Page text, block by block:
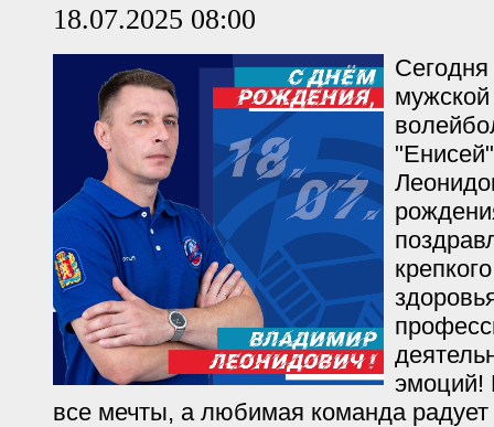
18.07.2025 08:00
эмоций!
все мечты, а любимая команда